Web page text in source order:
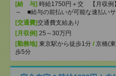
[給 与] 時給1750円＋交 【月収例
～ ■給与の前払いが可能な速払いサ
[交通費]交通費支給あり
[月収例] 25～30万円
[勤務地] 東京駅から徒歩1分 / 京橋(
歩5分